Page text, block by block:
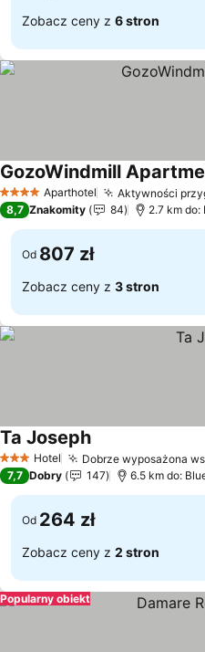
Zobacz ceny z 6 stron
4 KategoriaAparthotel Aktywności
GozoWindmill
8,7 Znakomity 84 2.7 km do:
Od 807 zł
Zobacz ceny z 3 stron
3 Kategoria
Hotel Dobrze wyposażona
Ta Joseph
7,7 Dobry 147 6.5 km do:
Od 264 zł
Zobacz ceny z 2 stron
Popularny obiekt